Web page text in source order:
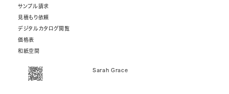
サンプル請求
見積もり依頼
デジタルカタログ閲覧
価格表
和紙空間
Sarah Grace